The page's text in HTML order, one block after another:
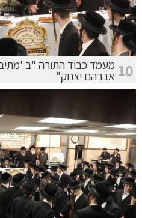
10 מעמד כבוד התורה "ב
אברהם יצחק"